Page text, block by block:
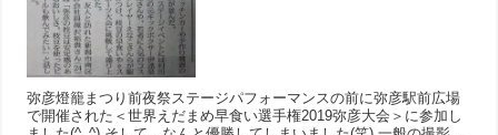
弥彦燈籠まつり前夜祭ステージパフォーマンスの前に弥彦駅前広場
で開催された＜世界えだまめ早食い選手権2019弥彦大会＞に参加し